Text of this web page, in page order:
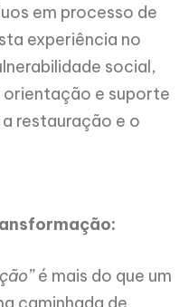
em processo de
experiência no
social,
orientação e suporte
restauração e o
é mais do que um
caminhada de